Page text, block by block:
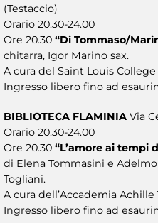
(Testaccio)
Orario 20.30-24.00
Ore 20.30 “Di Tommaso/
chitarra, Igor Marino sax.
A cura del Saint Louis
Ingresso libero fino ad
BIBLIOTECA FLAMINIA Via
Orario 20.30-24.00
Ore 20.30 “L’amore ai tempi
di Elena Tommasini e
Togliani.
A cura dell’Accademia Achille
Ingresso libero fino ad